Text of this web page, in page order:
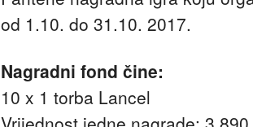
od 1.10. do 31.10. 2017.
Nagradni fond čine:
10 x 1 torba Lancel